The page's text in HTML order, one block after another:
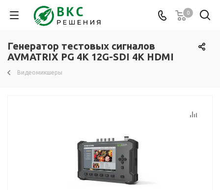
0
Генератор тестовых сигналов
AVMATRIX PG 4K 12G-SDI 4K HDMI
Видеомикшеры